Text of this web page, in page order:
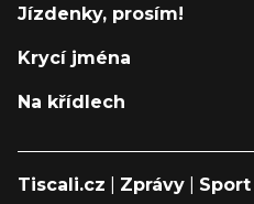
Jízdenky, prosím!
Krycí jména
Na křídlech
Tiscali.cz Zprávy Sport